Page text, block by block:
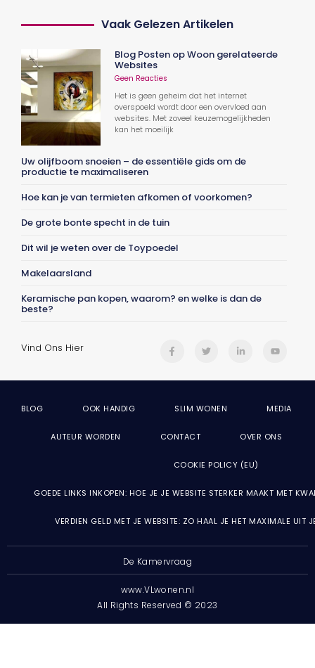
Vaak Gelezen Artikelen
Blog Posten op Woon gerelateerde
Websites
Geen Reacties
Het is geen geheim dat het internet
overspoeld wordt door een overvloed aan
websites. Met zoveel keuzemogelijkheden
kan het moeilijk
Uw olijfboom snoeien – de essentiële gids om de
productie te maximaliseren
Hoe kan je van termieten afkomen of voorkomen?
De grote bonte specht in de tuin
Dit wil je weten over de Toypoedel
Makelaarsland
Keramische pan kopen, waarom? en welke is dan de
beste?
Vind Ons Hier
BLOG OOK HANDIG SLIM WONEN MEDIA
AUTEUR WORDEN CONTACT OVER ONS
COOKIE POLICY (EU)
GOEDE LINKS INKOPEN: HOE JE JE WEBSITE STERKER MAAKT MET
VERDIEN GELD MET JE WEBSITE: ZO HAAL JE HET MAXIMALE UIT
De Kamervraag
www.VLwonen.nl
All Rights Reserved © 2023